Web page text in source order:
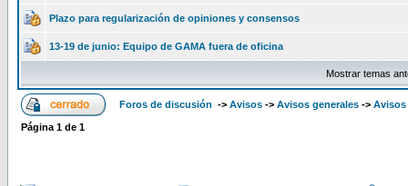
Plazo para regularización de opiniones y consensos
13-19 de junio: Equipo de GAMA fuera de oficina
Mostrar temas
Foros de discusión -> Avisos -> Avisos generales -> Avisos
Página 1 de 1